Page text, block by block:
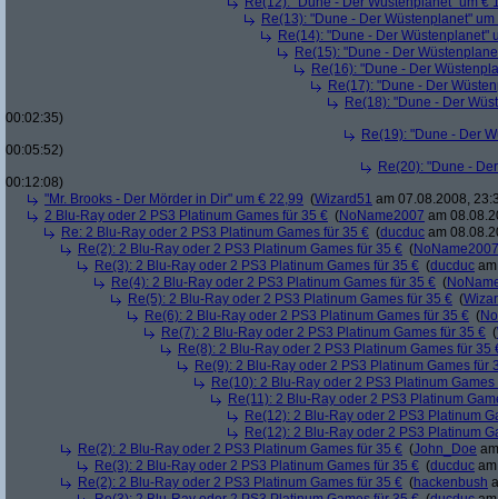
Re(13): "Dune - Der Wüstenplanet"
Re(14): "Dune - Der Wüstenplanet"
Re(15): "Dune - Der
Re(16): "Dune - Der
Re(17): "Dune - Der
Re(18): "Dune - Der
00:02:35)
Re(19): "Dune - Der
00:05:52)
Re(20): "Dune -
00:12:08)
"Mr. Brooks - Der Mörder in Dir" um € 22,99 (Wizard51 am 07.08.2008,
2 Blu-Ray oder 2 PS3 Platinum Games für 35 € (NoName2007 am
Re: 2 Blu-Ray oder 2 PS3 Platinum Games für 35 € (ducduc am
Re(2): 2 Blu-Ray oder 2 PS3 Platinum Games für 35 € (NoName2007
Re(3): 2 Blu-Ray oder 2 PS3 Platinum Games für 35 € (ducduc
Re(4): 2 Blu-Ray oder 2 PS3 Platinum Games für 35 € (
Re(5): 2 Blu-Ray oder 2 PS3 Platinum Games für 35 € (
Re(6): 2 Blu-Ray oder 2 PS3 Platinum Games für 35 € (
Re(7): 2 Blu-Ray oder 2 PS3 Platinum Games für 35 € (
Re(8): 2 Blu-Ray oder 2 PS3 Platinum Games für 35
Re(9): 2 Blu-Ray oder 2 PS3 Platinum Games für
Re(10): 2 Blu-Ray oder 2 PS3 Platinum Games
Re(11): 2 Blu-Ray oder 2 PS3 Platinum
Re(12): 2 Blu-Ray oder 2 PS3 Platinum
Re(12): 2 Blu-Ray oder 2 PS3 Platinum
Re(2): 2 Blu-Ray oder 2 PS3 Platinum Games für 35 € (John_Doe
Re(3): 2 Blu-Ray oder 2 PS3 Platinum Games für 35 € (ducduc
Re(2): 2 Blu-Ray oder 2 PS3 Platinum Games für 35 € (hackenbush